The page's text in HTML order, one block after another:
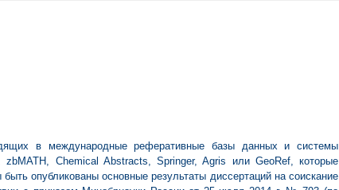
в международные реферативные базы данных и системы
Chemical Abstracts, Springer, Agris или GeoRef, которые
опубликованы основные результаты диссертаций на соискание